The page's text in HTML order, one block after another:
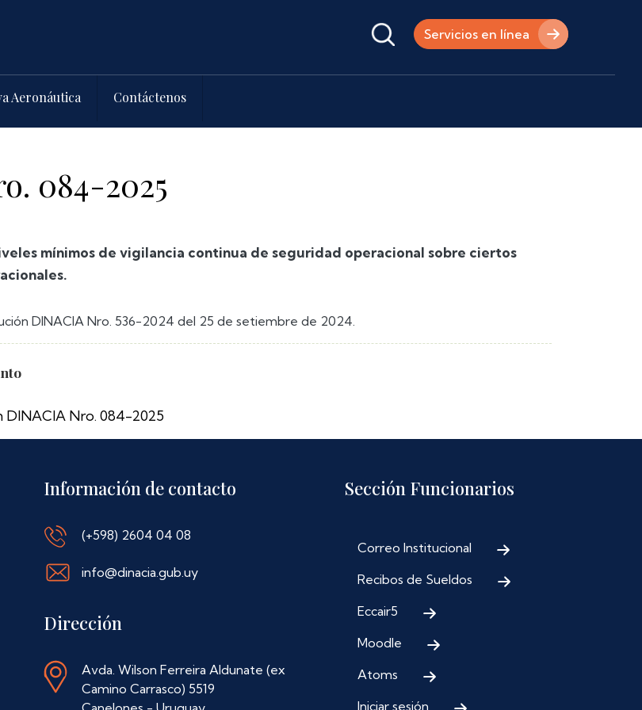
Servicios en línea
Aeronáutica Contáctenos
084-2025
mínimos de vigilancia continua de seguridad operacional sobre ciertos
DINACIA Nro. 536-2024 del 25 de setiembre de 2024.
DINACIA Nro. 084-2025
Información de contacto
(+598) 2604 04 08
info@dinacia.gub.uy
Dirección
Avda. Wilson Ferreira Aldunate (ex
Camino Carrasco) 5519
Sección Funcionarios
Correo Institucional
Recibos de Sueldos
Eccair5
Moodle
Atoms
Iniciar sesión